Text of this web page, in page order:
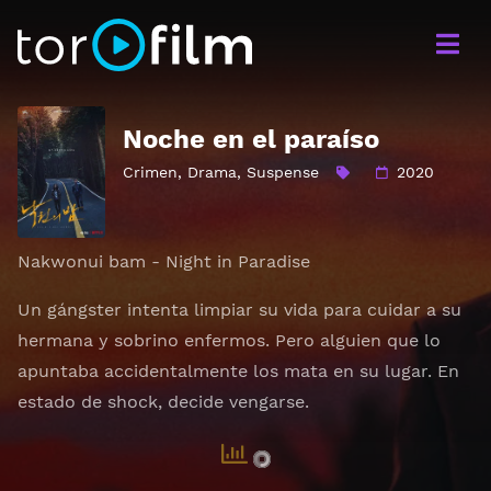
Noche en el paraíso
Crimen, Drama, Suspense 2020
Nakwonui bam - Night in Paradise
Un gángster intenta limpiar su vida para cuidar a su
hermana y sobrino enfermos. Pero alguien que lo
apuntaba accidentalmente los mata en su lugar. En
estado de shock, decide vengarse.